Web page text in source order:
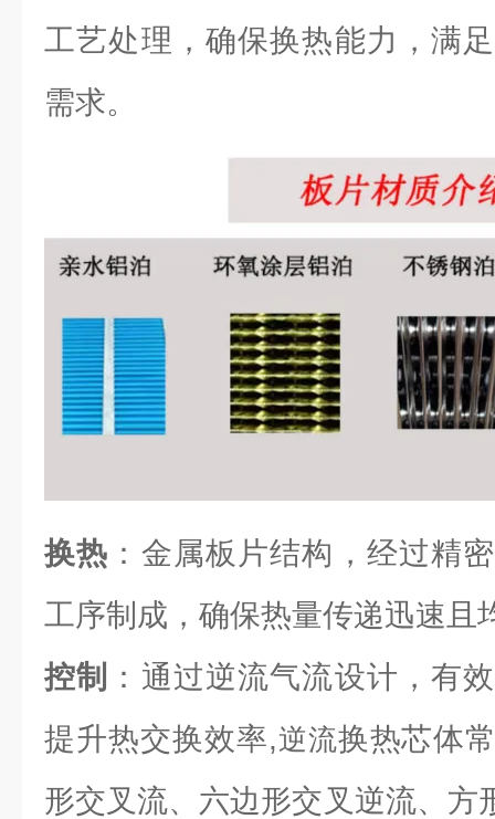
工艺处理，确保换热能力，满
需求。
换热 ：金属板片结构，经过精
工序制成，确保热量传递迅速且
控制
：通过逆流气流设计，有
提升热交换效率,逆流换热芯体
形交叉流、六边形交叉逆流、方